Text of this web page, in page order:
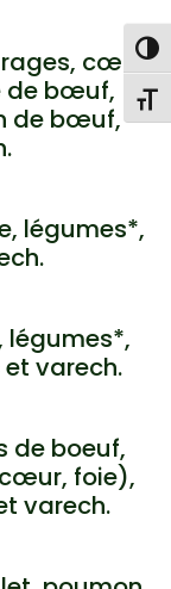
cœur
de bœuf,
de bœuf,
légumes*,
légumes*,
varech.
de boeuf,
foie),
varech.